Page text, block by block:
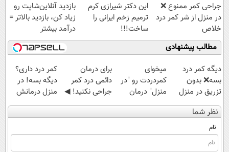
جراحی کمر ممنوع ❌
در منزل از شر کمر درد
خلاص
شوید◂پرسش‌نامه
این دکتر شیرازی کرم
ترمیم زخم ایرانی را
ساخت!!!
بازدید آنلاین‌شاپت رو
زیاد کن، بازدید بالاتر =
درآمد بیشتر
مطالب پیشنهادی
دیگه کمر درد
بسه❌ بدون
تزریق در منزل
درمانش کن✅
◀پرسش‌نامه پر
کن▶
میخوای
کمردردت رو "در
منزل" درمان
کنی؟ (◂فیلم +
◂پرسش‌نامه)
برای درمان
دائمی درد کمر
جراحی نکنید! ◀
پرسش‌نامه رو پر
کن ▶
کمر درد داری؟
دیگه بسه! در
منزل درمانش
کن
(◀پرسش‌نامه)
نظر شما
نام